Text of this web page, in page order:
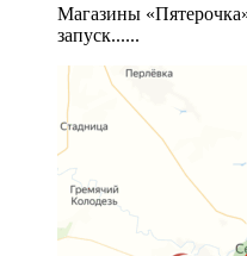
Магазины
запуск......